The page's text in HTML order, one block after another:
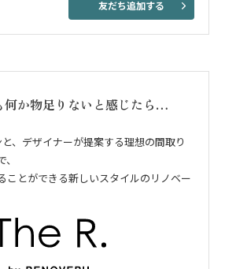
友だち追加する
何か物足りないと感じたら…
、デザイナーが提案する理想の間取り
ことができる新しいスタイルのリノベー